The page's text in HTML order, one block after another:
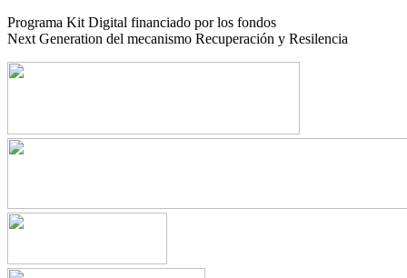
Programa Kit Digital financiado por los fondos
Next Generation del mecanismo Recuperación y Resilencia